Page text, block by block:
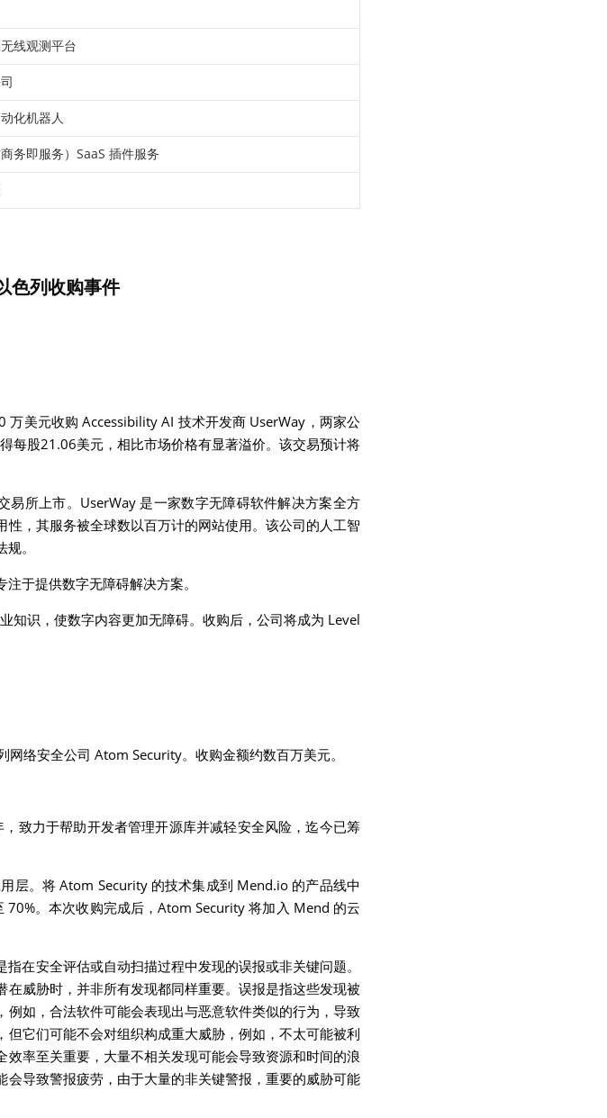
线观测平台
化机器人
务即服务）SaaS 插件服务
色列收购事件
美元收购 Accessibility AI 技术开发商 UserWay，两家公
每股21.06美元，相比市场价格有显著溢价。该交易预计将
所上市。UserWay 是一家数字无障碍软件解决方案全方
，其服务被全球数以百万计的网站使用。该公司的人工智
。
于提供数字无障碍解决方案。
知识，使数字内容更加无障碍。收购后，公司将成为 Level
络安全公司 Atom Security。收购金额约数百万美元。
致力于帮助开发者管理开源库并减轻安全风险，迄今已筹
层。将 Atom Security 的技术集成到 Mend.io 的产品线中
。本次收购完成后，Atom Security 将加入 Mend 的云
在安全评估或自动扫描过程中发现的误报或非关键问题。
威胁时，并非所有发现都同样重要。误报是指这些发现被
如，合法软件可能会表现出与恶意软件类似的行为，导致
它们可能不会对组织构成重大威胁，例如，不太可能被利
率至关重要，大量不相关发现可能会导致资源和时间的浪
导致警报疲劳，由于大量的非关键警报，重要的威胁可能